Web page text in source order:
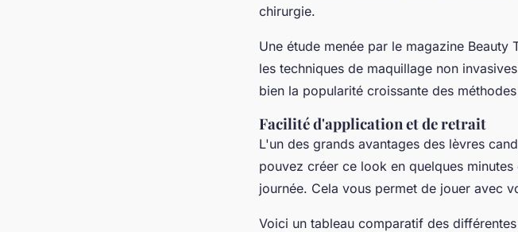
chirurgie.
Une étude menée par le magazine Beauty
les techniques de maquillage non
bien la popularité croissante des
Facilité d'application et de retrait
L'un des grands avantages des lèvres
pouvez créer ce look en quelques
journée. Cela vous permet de jouer avec
Voici un tableau comparatif des